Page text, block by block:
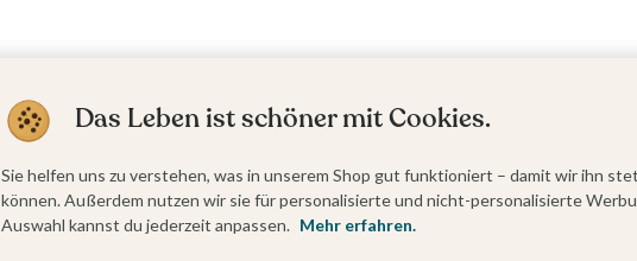
Das Leben ist schöner mit Cookies.
Sie helfen uns zu verstehen, was in unserem Shop gut funktioniert – damit wir ihn
können. Außerdem nutzen wir sie für personalisierte und nicht-personalisierte
Auswahl kannst du jederzeit anpassen. Mehr erfahren.